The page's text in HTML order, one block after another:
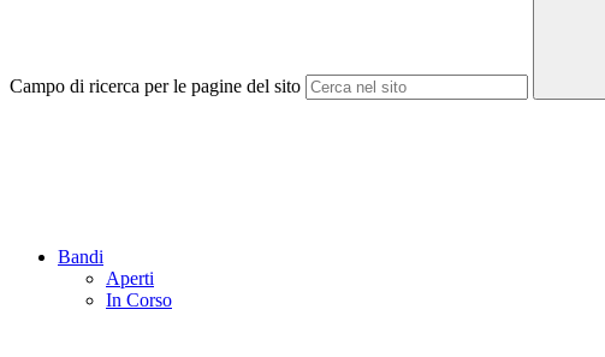
Campo di ricerca per le pagine del sito
Bandi
Aperti
In Corso